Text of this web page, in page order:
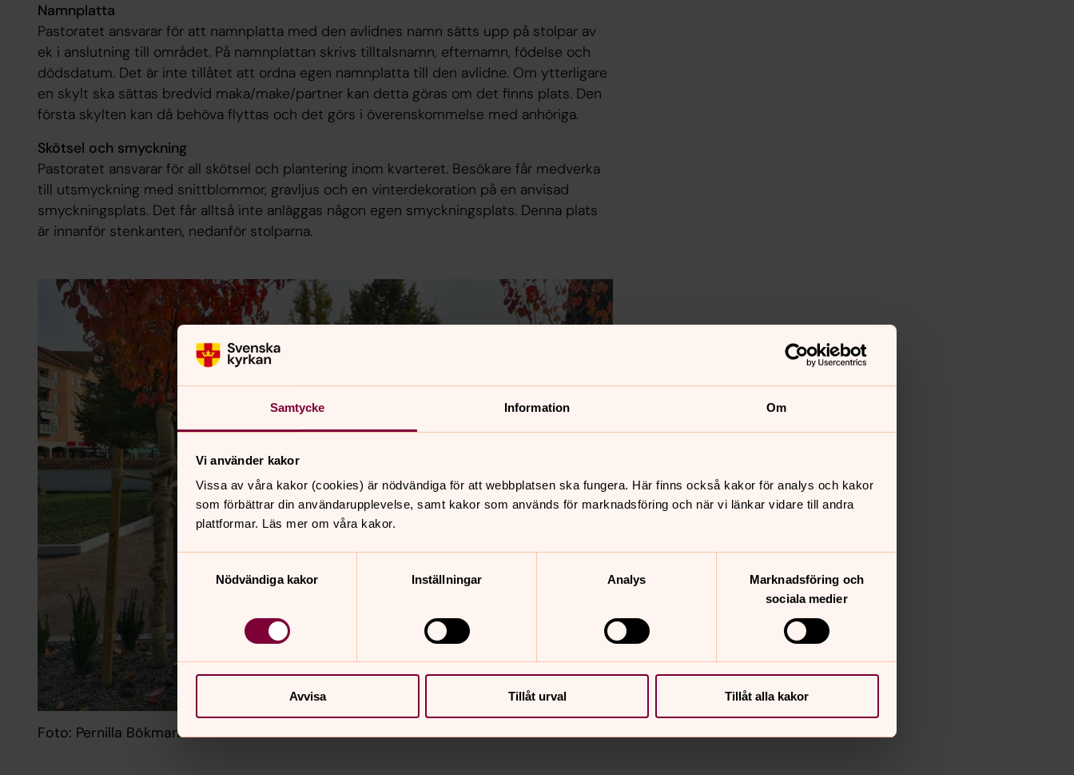
Samtycke Information Om
Vi använder kakor
Vissa av våra kakor (cookies) är nödvändiga för att webbplatsen ska fungera. Här finns också kakor för analys och kakor
som förbättrar din användarupplevelse, samt kakor som används för marknadsföring och när vi länkar vidare till andra
plattformar. Läs mer om våra kakor.
Nödvändiga kakor
Inställningar Analys
Marknadsföring och
sociala medier
Avvisa Tillåt urval Tillåt alla kakor
Namnplatta
Pastoratet ansvarar för att namnplatta med den avlidnes namn sätts upp på stolpar av
ek i anslutning till området. På namnplattan skrivs tilltalsnamn, efternamn, födelse och
dödsdatum. Det är inte tillåtet att ordna egen namnplatta till den avlidne. Om ytterligare
en skylt ska sättas bredvid maka/make/partner kan detta göras om det finns plats. Den
första skylten kan då behöva flyttas och det görs i överenskommelse med anhöriga.
Skötsel och smyckning
Pastoratet ansvarar för all skötsel och plantering inom kvarteret. Besökare får medverka
till utsmyckning med snittblommor, gravljus och en vinterdekoration på en anvisad
smyckningsplats. Det får alltså inte anläggas någon egen smyckningsplats. Denna plats
är innanför stenkanten, nedanför stolparna.
Foto: Pernilla Bökman